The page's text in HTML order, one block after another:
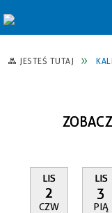
JESTEŚ TUTAJ
LIS
2
CZW
LIS
3
PIĄ